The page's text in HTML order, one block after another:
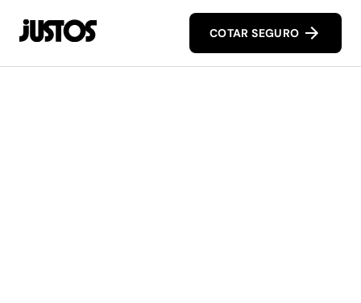
COTAR SEGURO